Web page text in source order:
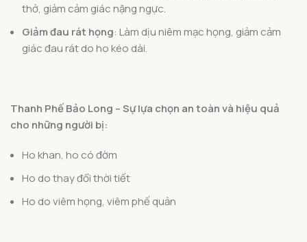
thở, giảm cảm giác nặng ngực.
Giảm đau rát họng: Làm dịu niêm mạc họng, giảm cảm
giác đau rát do ho kéo dài.
Thanh Phế Bảo Long – Sự lựa chọn an toàn và hiệu quả
cho những người bị:
Ho khan, ho có đờm
Ho do thay đổi thời tiết
Ho do viêm họng, viêm phế quản